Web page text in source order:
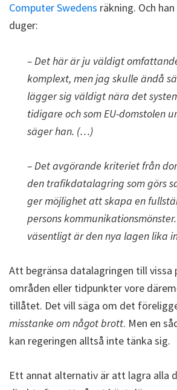
Computer Swedens räkning. Och
duger:
– Det här är ju väldigt
komplext, men jag skulle ändå
lägger sig väldigt nära det
tidigare och som EU-domstolen
säger han. (…)
– Det avgörande kriteriet från
den trafikdatalagring som görs
ger möjlighet att skapa en
persons
väsentligt är den nya lagen lika
Att begränsa datalagringen till vissa
områden eller tidpunkter vore
tillåtet. Det vill säga om det
misstanke om något brott. Men en
kan regeringen alltså inte tänka sig.
Ett annat alternativ är att lagra alla